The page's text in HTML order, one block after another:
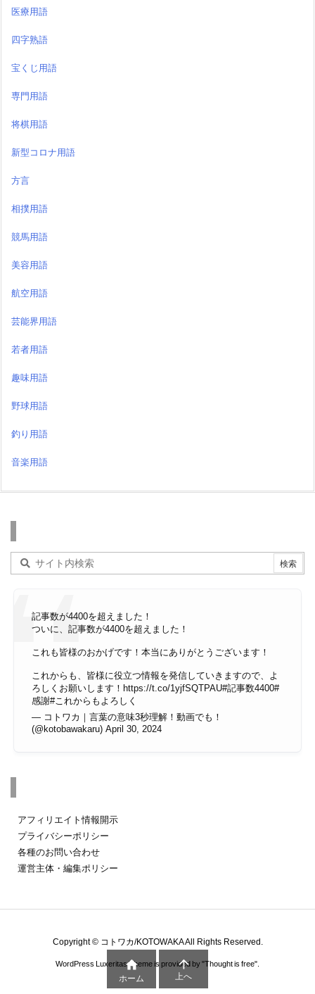
医療用語
四字熟語
宝くじ用語
専門用語
将棋用語
新型コロナ用語
方言
相撲用語
競馬用語
美容用語
航空用語
芸能界用語
若者用語
趣味用語
野球用語
釣り用語
音楽用語
記事数が4400を超えました！
ついに、記事数が4400を超えました！
これも皆様のおかげです！本当にありがとうございます！
これからも、皆様に役立つ情報を発信していきますので、よ
ろしくお願いします！ https://t.co/1yjfSQTPAU#記事数4400#
感謝#これからもよろしく
— コトワカ｜言葉の意味3秒理解！動画でも！
(@kotobawakaru) April 30, 2024
アフィリエイト情報開示
プライバシーポリシー
各種のお問い合わせ
運営主体・編集ポリシー
Copyright © コトワカ/KOTOWAKAAll Rights Reserved.
WordPress Luxeritas Theme is provided by "Thought is free".

ホーム

上へ